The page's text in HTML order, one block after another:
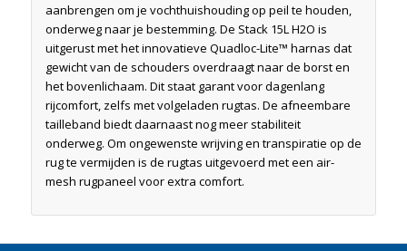
aanbrengen om je vochthuishouding op peil te houden,
onderweg naar je bestemming. De Stack 15L H2O is
uitgerust met het innovatieve Quadloc-Lite™ harnas dat
gewicht van de schouders overdraagt naar de borst en
het bovenlichaam. Dit staat garant voor dagenlang
rijcomfort, zelfs met volgeladen rugtas. De afneembare
tailleband biedt daarnaast nog meer stabiliteit
onderweg. Om ongewenste wrijving en transpiratie op de
rug te vermijden is de rugtas uitgevoerd met een air-
mesh rugpaneel voor extra comfort.